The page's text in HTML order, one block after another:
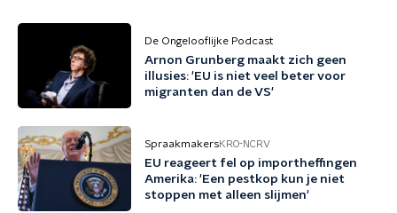
De Ongelooflijke Podcast
Arnon Grunberg maakt zich geen
illusies: 'EU is niet veel beter voor
migranten dan de VS'
SpraakmakersKRO-NCRV
EU reageert fel op importheffingen
Amerika: 'Een pestkop kun je niet
stoppen met alleen slijmen'